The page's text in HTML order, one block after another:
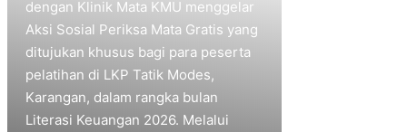
dengan Klinik Mata KMU menggelar
Aksi Sosial Periksa Mata Gratis yang
ditujukan khusus bagi para peserta
pelatihan di LKP Tatik Modes,
Karangan, dalam rangka bulan
Literasi Keuangan 2026. Melalui